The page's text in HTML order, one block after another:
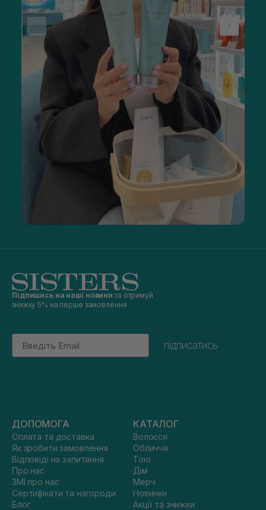
Підпишись на наші новини та отримуй
знижку 5% на перше замовлення
Email
підписатись
ДОПОМОГА
Оплата та доставка
Як зробити замовлення
Відповіді на запитання
Про нас
ЗМІ про нас
Сертифікати та нагороди
Блог
КАТАЛОГ
Волосся
Обличчя
Тіло
Дім
Мерч
Новинки
Акції та знижки